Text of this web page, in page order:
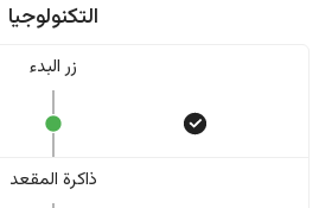
التكنولوجيا
زر البدء
ذاكرة المقعد